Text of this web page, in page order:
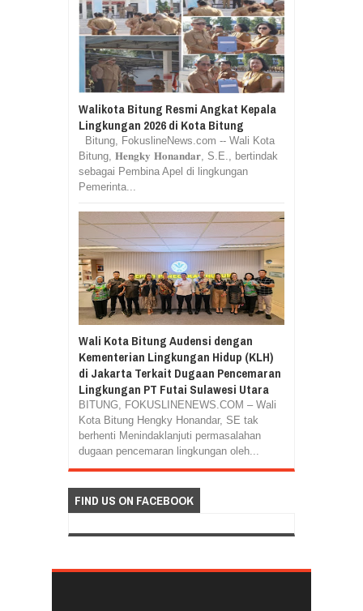
Walikota Bitung Resmi Angkat Kepala
Lingkungan 2026 di Kota Bitung
Bitung, FokuslineNews.com -- Wali Kota
Bitung, 𝐇𝐞𝐧𝐠𝐤𝐲 𝐇𝐨𝐧𝐚𝐧𝐝𝐚𝐫, S.E., bertindak
sebagai Pembina Apel di lingkungan
Pemerinta...
Wali Kota Bitung Audensi dengan
Kementerian Lingkungan Hidup (KLH)
di Jakarta Terkait Dugaan Pencemaran
Lingkungan PT Futai Sulawesi Utara
BITUNG, FOKUSLINENEWS.COM – Wali
Kota Bitung Hengky Honandar, SE tak
berhenti Menindaklanjuti permasalahan
dugaan pencemaran lingkungan oleh...
FIND US ON FACEBOOK